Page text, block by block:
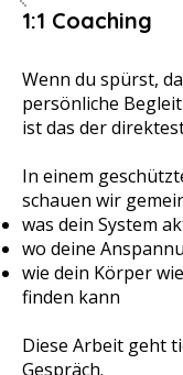
1:1 Coaching
Wenn du spürst,
persönliche
ist das der
In einem
schauen wir
was dein System
wo deine
wie dein Körper
finden kann
Diese Arbeit geht
Gespräch.